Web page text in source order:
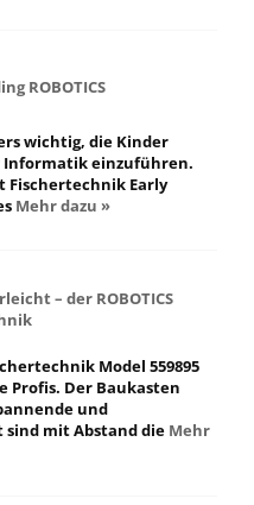
ROBOTICS
wichtig, die Kinder
Informatik einzuführen.
Fischertechnik Early
Mehr dazu »
– der ROBOTICS
Model 559895
Profis. Der Baukasten
und
mit Abstand die Mehr